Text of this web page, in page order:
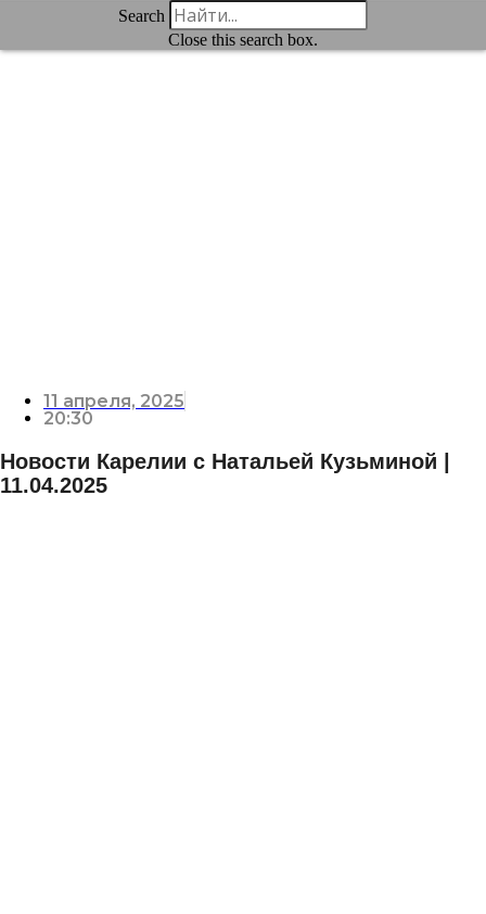
Search
Close this search box.
11 апреля, 2025
20:30
Новости Карелии с Натальей Кузьминой |
11.04.2025